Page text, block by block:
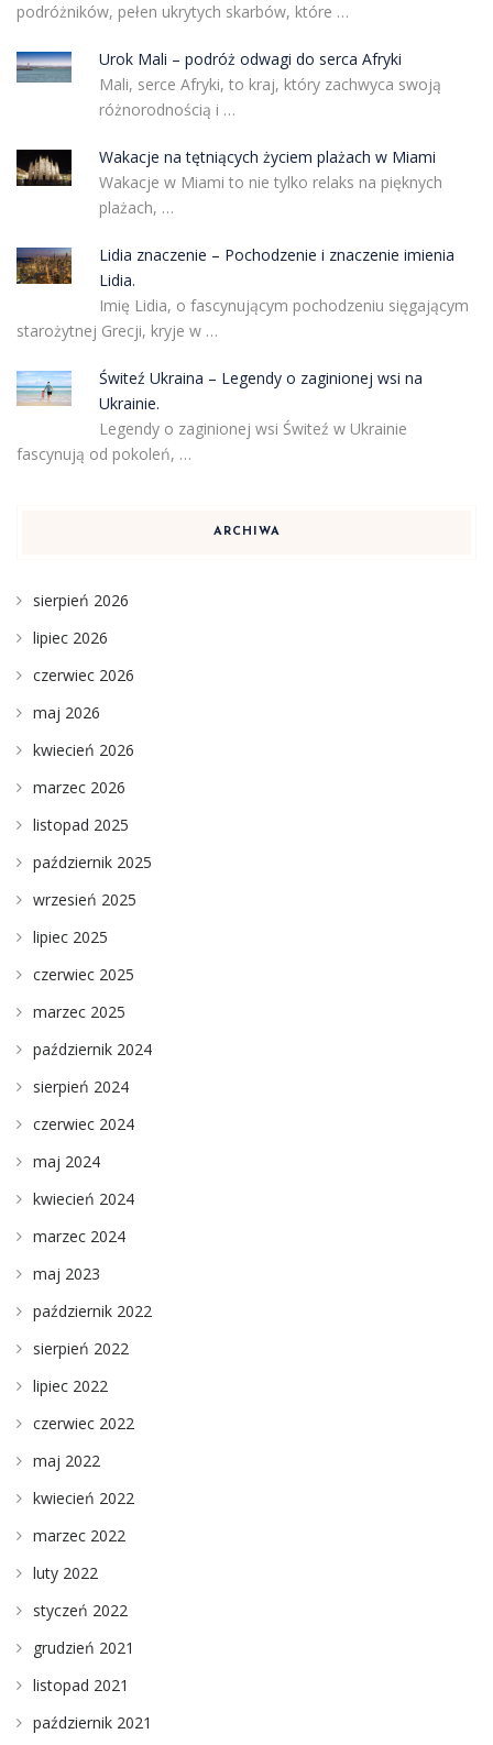
podróżników, pełen ukrytych skarbów, które …
Urok Mali – podróż odwagi do serca Afryki
Mali, serce Afryki, to kraj, który zachwyca swoją
różnorodnością i …
Wakacje na tętniących życiem plażach w Miami
Wakacje w Miami to nie tylko relaks na pięknych
plażach, …
Lidia znaczenie – Pochodzenie i znaczenie imienia
Lidia.
Imię Lidia, o fascynującym pochodzeniu sięgającym
starożytnej Grecji, kryje w …
Świteź Ukraina – Legendy o zaginionej wsi na
Ukrainie.
Legendy o zaginionej wsi Świteź w Ukrainie
fascynują od pokoleń, …
ARCHIWA
sierpień 2026
lipiec 2026
czerwiec 2026
maj 2026
kwiecień 2026
marzec 2026
listopad 2025
październik 2025
wrzesień 2025
lipiec 2025
czerwiec 2025
marzec 2025
październik 2024
sierpień 2024
czerwiec 2024
maj 2024
kwiecień 2024
marzec 2024
maj 2023
październik 2022
sierpień 2022
lipiec 2022
czerwiec 2022
maj 2022
kwiecień 2022
marzec 2022
luty 2022
styczeń 2022
grudzień 2021
listopad 2021
październik 2021